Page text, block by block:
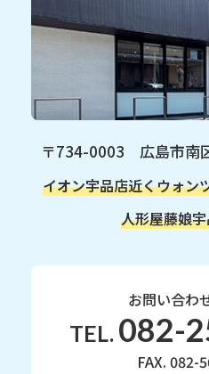
〒734-0003 広島市南
イオン宇品店近くウォン
人形屋藤娘
お問い合わ
TEL. 082-
FAX. 082-